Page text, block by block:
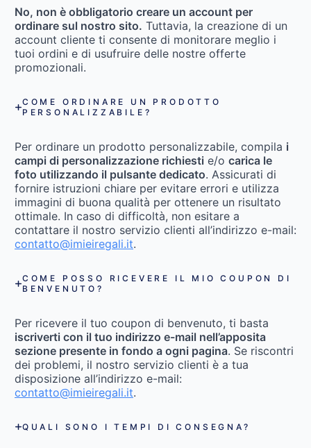
No, non è obbligatorio creare un account per
ordinare sul nostro sito. Tuttavia, la creazione di un
account cliente ti consente di monitorare meglio i
tuoi ordini e di usufruire delle nostre offerte
promozionali.
COME ORDINARE UN PRODOTTO
PERSONALIZZABILE?
Per ordinare un prodotto personalizzabile, compila i
campi di personalizzazione richiesti e/o carica le
foto utilizzando il pulsante dedicato. Assicurati di
fornire istruzioni chiare per evitare errori e utilizza
immagini di buona qualità per ottenere un risultato
ottimale. In caso di difficoltà, non esitare a
contattare il nostro servizio clienti all’indirizzo e-mail:
contatto@imieiregali.it.
COME POSSO RICEVERE IL MIO COUPON DI
BENVENUTO?
Per ricevere il tuo coupon di benvenuto, ti basta
iscriverti con il tuo indirizzo e-mail nell’apposita
sezione presente in fondo a ogni pagina. Se riscontri
dei problemi, il nostro servizio clienti è a tua
disposizione all’indirizzo e-mail:
contatto@imieiregali.it.
QUALI SONO I TEMPI DI CONSEGNA?